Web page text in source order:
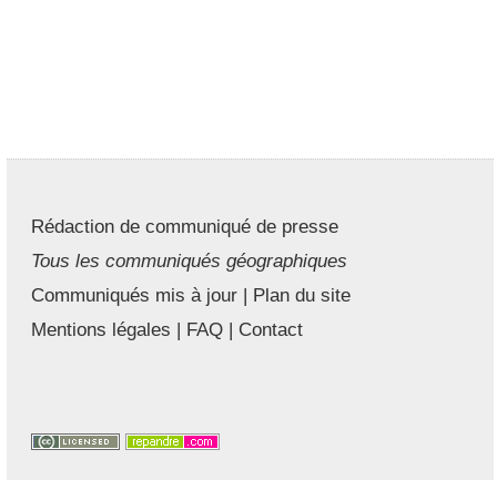
Rédaction de communiqué de presse
Tous les communiqués géographiques
Communiqués mis à jour | Plan du site
Mentions légales | FAQ | Contact